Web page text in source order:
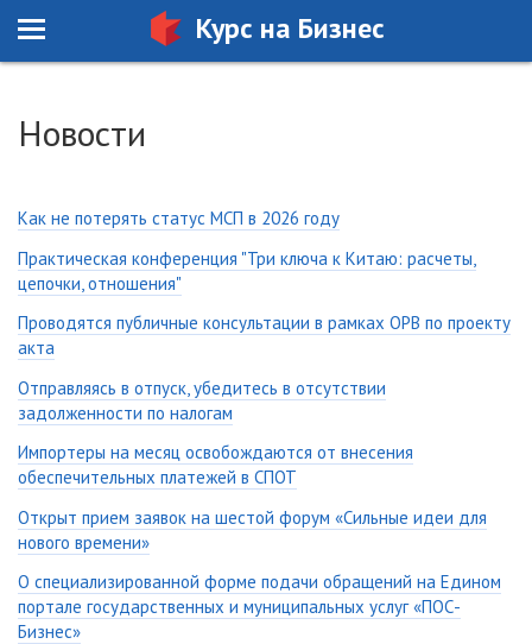
Курс на Бизнес
Новости
Как не потерять статус МСП в 2026 году
Практическая конференция "Три ключа к Китаю: расчеты,
цепочки, отношения"
Проводятся публичные консультации в рамках ОРВ по проекту
акта
Отправляясь в отпуск, убедитесь в отсутствии
задолженности по налогам
Импортеры на месяц освобождаются от внесения
обеспечительных платежей в СПОТ
Открыт прием заявок на шестой форум «Сильные идеи для
нового времени»
О специализированной форме подачи обращений на Едином
портале государственных и муниципальных услуг «ПОС-
Бизнес»